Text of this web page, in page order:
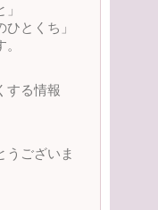
」
とくち」
する情報
うございま